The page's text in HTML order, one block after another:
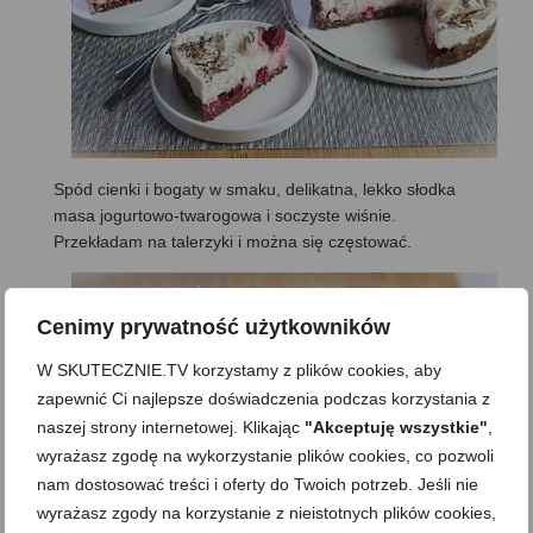
Cenimy prywatność użytkowników
W SKUTECZNIE.TV korzystamy z plików cookies, aby
zapewnić Ci najlepsze doświadczenia podczas korzystania z
naszej strony internetowej. Klikając "Akceptuję wszystkie"
wyrażasz zgodę na wykorzystanie plików cookies, co pozwoli
nam dostosować treści i oferty do Twoich potrzeb. Jeśli nie
wyrażasz zgody na korzystanie z nieistotnych plików cookies,
Spód cienki i bogaty w smaku, delikatna, lekko słodka
masa jogurtowo-twarogowa i soczyste wiśnie.
Przekładam na talerzyki i można się częstować.